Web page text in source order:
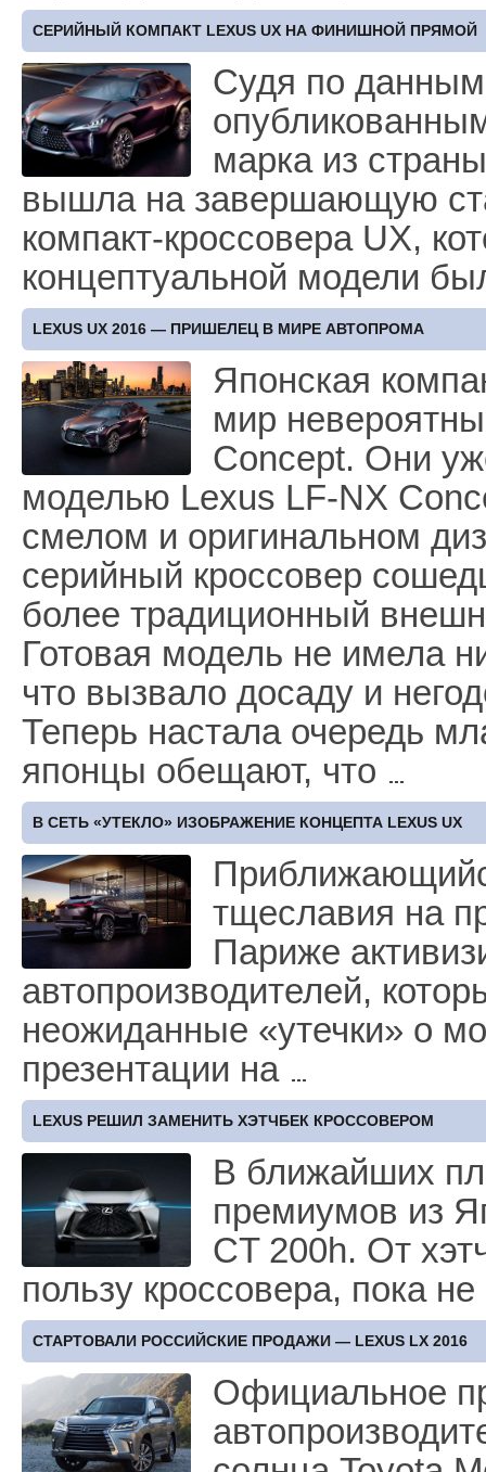
СЕРИЙНЫЙ КОМПАКТ LEXUS UX НА ФИНИШНОЙ ПРЯМОЙ
Судя по данным
марка из
вышла на завершающую
компакт-кроссовера UX,
концептуальной модели
LEXUS UX 2016 — ПРИШЕЛЕЦ В МИРЕ АВТОПРОМА
Японская
мир
Concept. Они
моделью Lexus LF-NX
смелом и оригинальном
серийный кроссовер
более традиционный
Готовая модель не имела
что вызвало досаду и
Теперь настала очередь
японцы обещают, что
В СЕТЬ «УТЕКЛО» ИЗОБРАЖЕНИЕ КОНЦЕПТА LEXUS UX
тщеславия на
Париже
автопроизводителей,
неожиданные «утечки» о
презентации на
LEXUS РЕШИЛ ЗАМЕНИТЬ ХЭТЧБЕК КРОССОВЕРОМ
В ближайших
премиумов из
CT 200h. От
пользу кроссовера, пока
СТАРТОВАЛИ РОССИЙСКИЕ ПРОДАЖИ — LEXUS LX 2016
Официальное